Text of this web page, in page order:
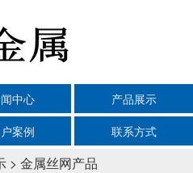
中心
产品展示
案例 联系方式
> 金属丝网产品